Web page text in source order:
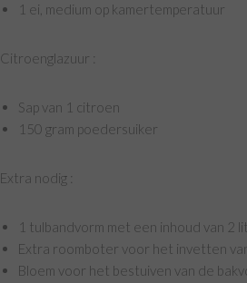
1 ei, medium op kamertemperatuur
Citroenglazuur :
Sap van 1 citroen
150 gram poedersuiker
Extra nodig :
1 tulbandvorm met een inhoud van 2
Extra roomboter voor het invetten van
Bloem voor het bestuiven van de